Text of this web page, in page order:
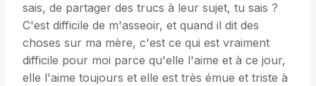
sais, de partager des trucs à leur sujet, tu sais ?
C'est difficile de m'asseoir, et quand il dit des
choses sur ma mère, c'est ce qui est vraiment
difficile pour moi parce qu'elle l'aime et à ce jour,
elle l'aime toujours et elle est très émue et triste à